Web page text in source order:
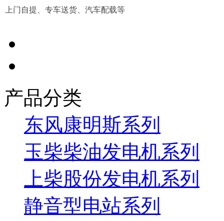
上门自提、专车送货、汽车配载等
产品分类
东风康明斯系列
玉柴柴油发电机系列
上柴股份发电机系列
静音型电站系列